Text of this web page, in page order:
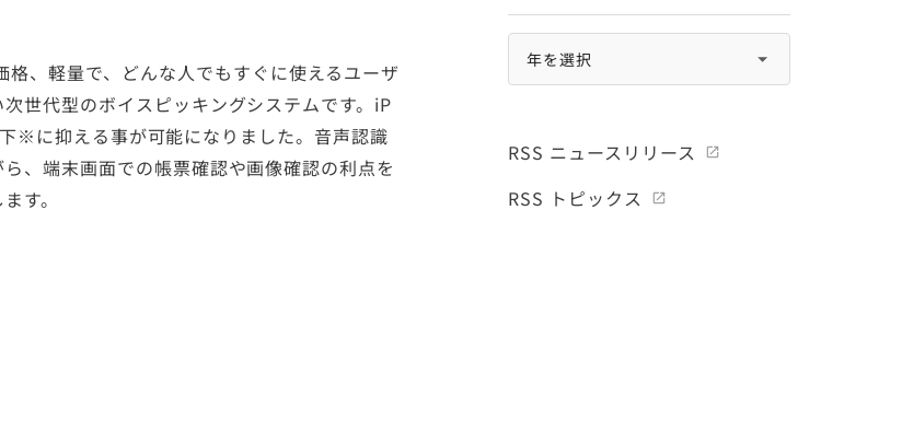
格、軽量で、どんな人でもすぐに使えるユーザ
世代型のボイスピッキングシステムです。iP
※に抑える事が可能になりました。音声認識
、端末画面での帳票確認や画像確認の利点を
す。
RSS ニュースリリース
RSS トピックス